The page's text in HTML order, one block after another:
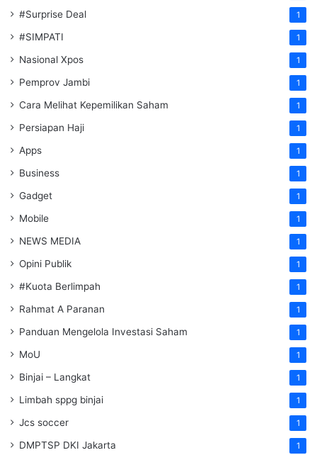
#Surprise Deal 1
#SIMPATI 1
Nasional Xpos 1
Pemprov Jambi 1
Cara Melihat Kepemilikan Saham 1
Persiapan Haji 1
Apps 1
Business 1
Gadget 1
Mobile 1
NEWS MEDIA 1
Opini Publik 1
#Kuota Berlimpah 1
Rahmat A Paranan 1
Panduan Mengelola Investasi Saham 1
MoU 1
Binjai – Langkat 1
Limbah sppg binjai 1
Jcs soccer 1
DMPTSP DKI Jakarta 1